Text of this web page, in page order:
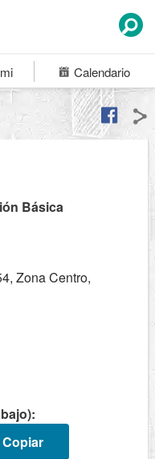
Calendario
Básica
Zona Centro,
Copiar